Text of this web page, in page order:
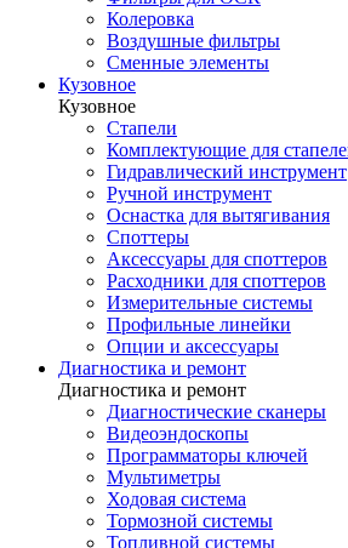
Колеровка
Воздушные фильтры
Сменные элементы
Кузовное
Кузовное
Стапели
Комплектующие для
Гидравлический инструмент
Ручной инструмент
Оснастка для вытягивания
Споттеры
Аксессуары для споттеров
Расходники для споттеров
Измерительные системы
Профильные линейки
Опции и аксессуары
Диагностика и ремонт
Диагностика и ремонт
Диагностические сканеры
Видеоэндоскопы
Программаторы ключей
Мультиметры
Ходовая система
Тормозной системы
Топливной системы